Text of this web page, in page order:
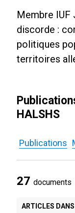
Membre IUF
discorde :
politiques
territoires
HALSHS
Publications
27documents
ARTICLES